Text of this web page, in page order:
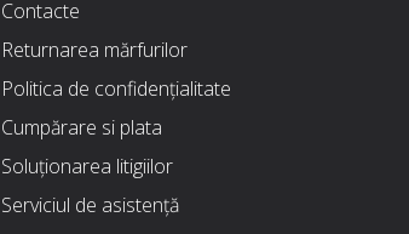
Contacte
Returnarea mărfurilor
Politica de confidențialitate
Cumpărare si plata
Soluționarea litigiilor
Serviciul de asistență